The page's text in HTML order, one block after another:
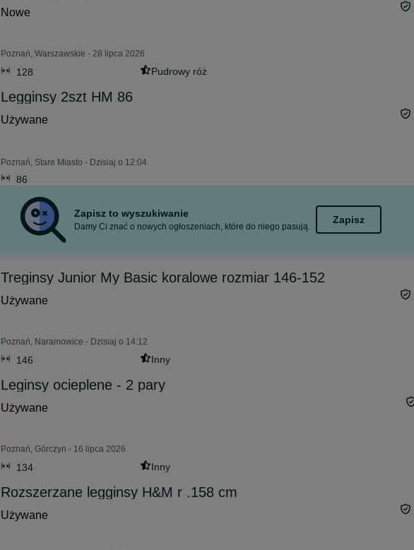
Nowe
Poznań, Warszawskie - 28 lipca 2026
128 Pudrowy róż
Legginsy 2szt HM 86
Używane
Poznań, Stare Miasto - Dzisiaj o 12:04
86
Zapisz to wyszukiwanie
Damy Ci znać o nowych ogłoszeniach, które do niego pasują.
Zapisz
Treginsy Junior My Basic koralowe rozmiar 146-152
Używane
Poznań, Naramowice - Dzisiaj o 14:12
146 Inny
Leginsy ocieplene - 2 pary
Używane
Poznań, Górczyn - 16 lipca 2026
134 Inny
Rozszerzane legginsy H&M r .158 cm
Używane